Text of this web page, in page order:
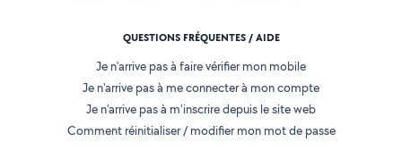
QUESTIONS FRÉQUENTES / AIDE
Je n'arrive pas à faire vérifier mon mobile
Je n'arrive pas à me connecter à mon compte
Je n'arrive pas à m'inscrire depuis le site web
Comment réinitialiser / modifier mon mot de passe